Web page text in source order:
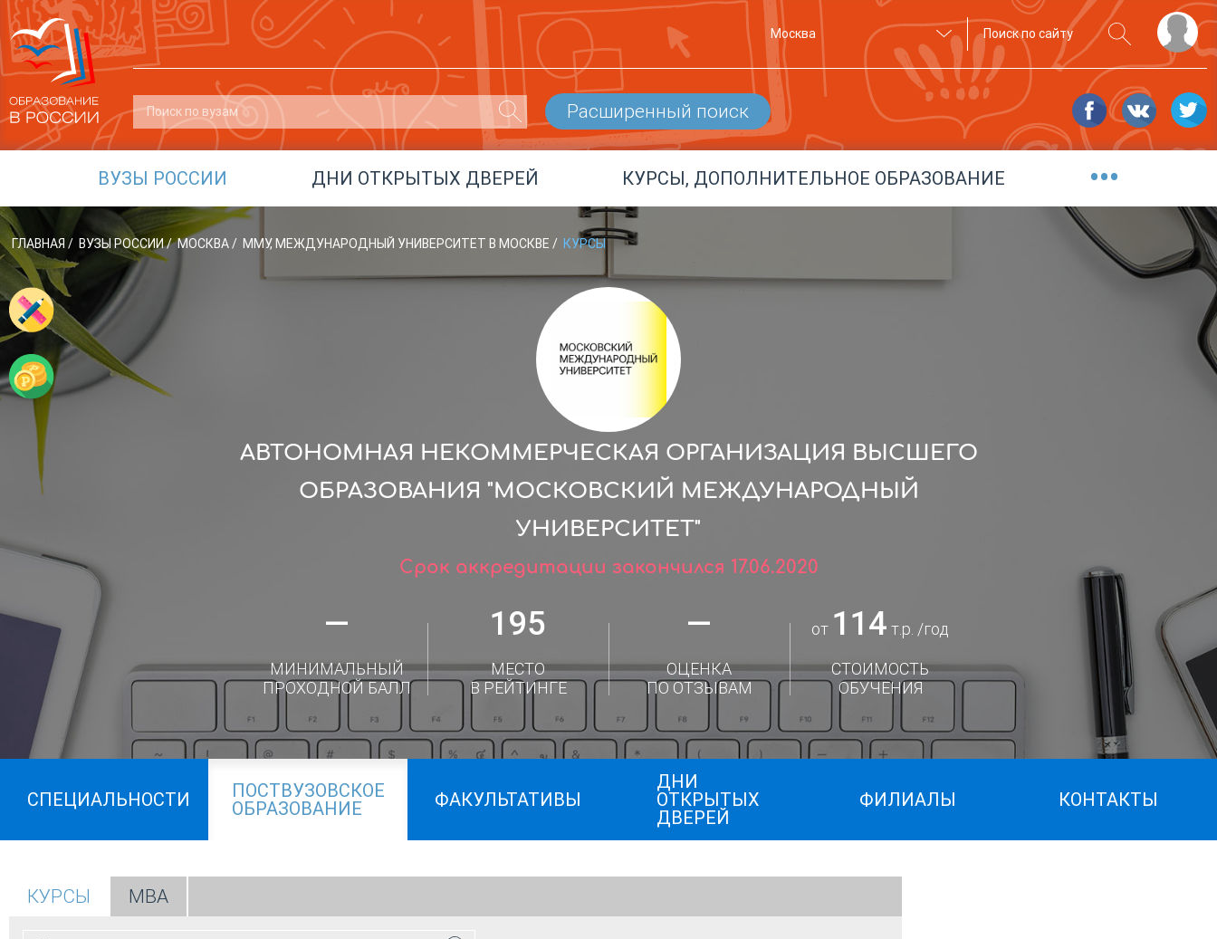
Москва
Расширенный поиск
ВУЗЫ РОССИИ ДНИ ОТКРЫТЫХ ДВЕРЕЙ КУРСЫ, ДОПОЛНИТЕЛЬНОЕ ОБРАЗОВАНИЕ •••
ГЛАВНАЯ / ВУЗЫ РОССИИ/ МОСКВА/ ММУ, МЕЖДУНАРОДНЫЙ УНИВЕРСИТЕТ В МОСКВЕ / КУРСЫ
АВТОНОМНАЯ НЕКОММЕРЧЕСКАЯ ОРГАНИЗАЦИЯ ВЫСШЕГО
ОБРАЗОВАНИЯ "МОСКОВСКИЙ МЕЖДУНАРОДНЫЙ
УНИВЕРСИТЕТ"
Срок аккредитации закончился 17.06.2020
—
МИНИМАЛЬНЫЙ
ПРОХОДНОЙ БАЛЛ
195
МЕСТО
В РЕЙТИНГЕ
—
ОЦЕНКА
ПО ОТЗЫВАМ
от 114 т.р. /год
СТОИМОСТЬ
ОБУЧЕНИЯ
СПЕЦИАЛЬНОСТИ
ПОСТВУЗОВСКОЕ
ОБРАЗОВАНИЕ
ФАКУЛЬТАТИВЫ
ДНИ
ОТКРЫТЫХ
ДВЕРЕЙ
ФИЛИАЛЫ КОНТАКТЫ
КУРСЫ МВА